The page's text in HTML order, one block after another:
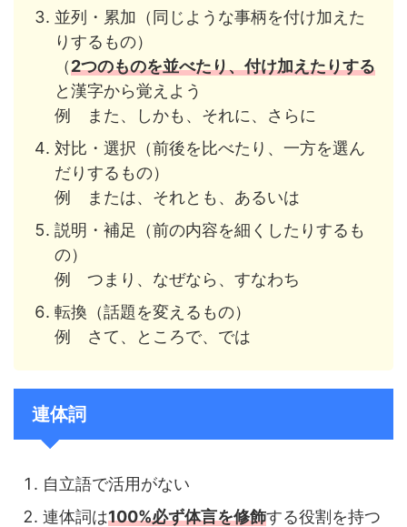
並列・累加（同じような事柄を付け加えた
りするもの）
（2つのものを並べたり、付け加えたりする
と漢字から覚えよう
例 また、しかも、それに、さらに
対比・選択（前後を比べたり、一方を選ん
だりするもの）
例 または、それとも、あるいは
説明・補足（前の内容を細くしたりするも
の）
例 つまり、なぜなら、すなわち
転換（話題を変えるもの）
例 さて、ところで、では
連体詞
自立語で活用がない
連体詞は100%必ず体言を修飾する役割を持つ